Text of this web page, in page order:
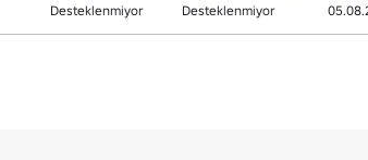
Desteklenmiyor
Desteklenmiyor